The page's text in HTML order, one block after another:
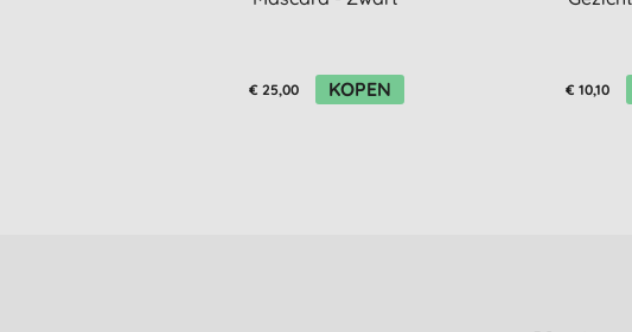
€ 25,00 KOPEN € 10,10